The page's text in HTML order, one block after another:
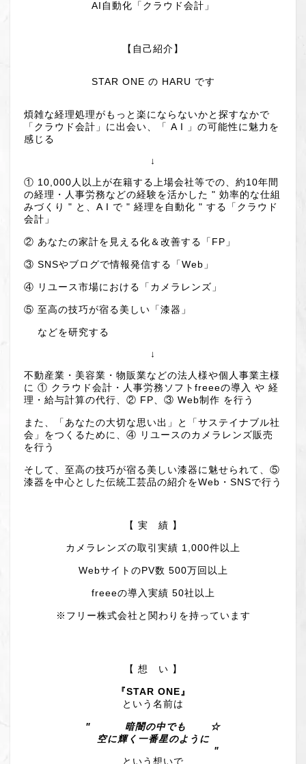
AI自動化「クラウド会計」
【自己紹介】
STAR ONE の HARU です
煩雑な経理処理がもっと楽にならないかと探すなかで
「クラウド会計」に出会い、「 A I 」の可能性に魅力を
感じる
↓
① 10,000人以上が在籍する上場会社等での、約10年間
の経理・人事労務などの経験を活かした " 効率的な仕組
みづくり " と、A I で " 経理を自動化 " する「クラウド
会計」
② あなたの家計を見える化＆改善する「FP」
③ SNSやブログで情報発信する「Web」
④ リユース市場における「カメラレンズ」
⑤ 至高の技巧が宿る美しい「漆器」
などを研究する
↓
不動産業・美容業・物販業などの法人様や個人事業主様
に ① クラウド会計・人事労務ソフトfreeeの導入 や 経
理・給与計算の代行、② FP、③ Web制作 を行う
また、「あなたの大切な思い出」と「サステイナブル社
会」をつくるために、④ リユースのカメラレンズ販売
を行う
そして、至高の技巧が宿る美しい漆器に魅せられて、⑤
漆器を中心とした伝統工芸品の紹介をWeb・SNSで行う
【 実 績 】
カメラレンズの取引実績 1,000件以上
WebサイトのPV数 500万回以上
freeeの導入実績 50社以上
※フリー株式会社と関わりを持っています
【 想 い 】
『STAR ONE』
という名前は
" 暗闇の中でも ☆
空に輝く一番星のように
"
という想いで